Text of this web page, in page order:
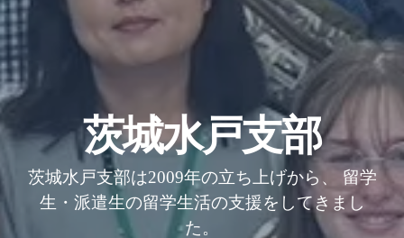
茨城水戸支部
茨城水戸支部は2009年の立ち上げから、 留学
生・派遣生の留学生活の支援をしてきまし
た。